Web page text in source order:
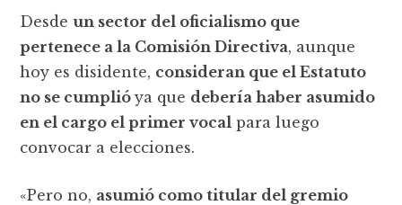
Desdeun sector del oficialismo que
pertenece a la Comisión Directiva, aunque
hoy es disidente, consideran que el Estatuto
no se cumplióya que debería haber asumido
en el cargo el primer vocal para luego
convocar a elecciones.
«Pero no, asumió como titular del gremio